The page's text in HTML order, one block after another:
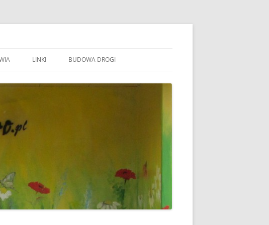
LINKI
OLSZTYN
GMINA BARCZEWO DYŻURY RADNYCH
BUDOWA DROGI